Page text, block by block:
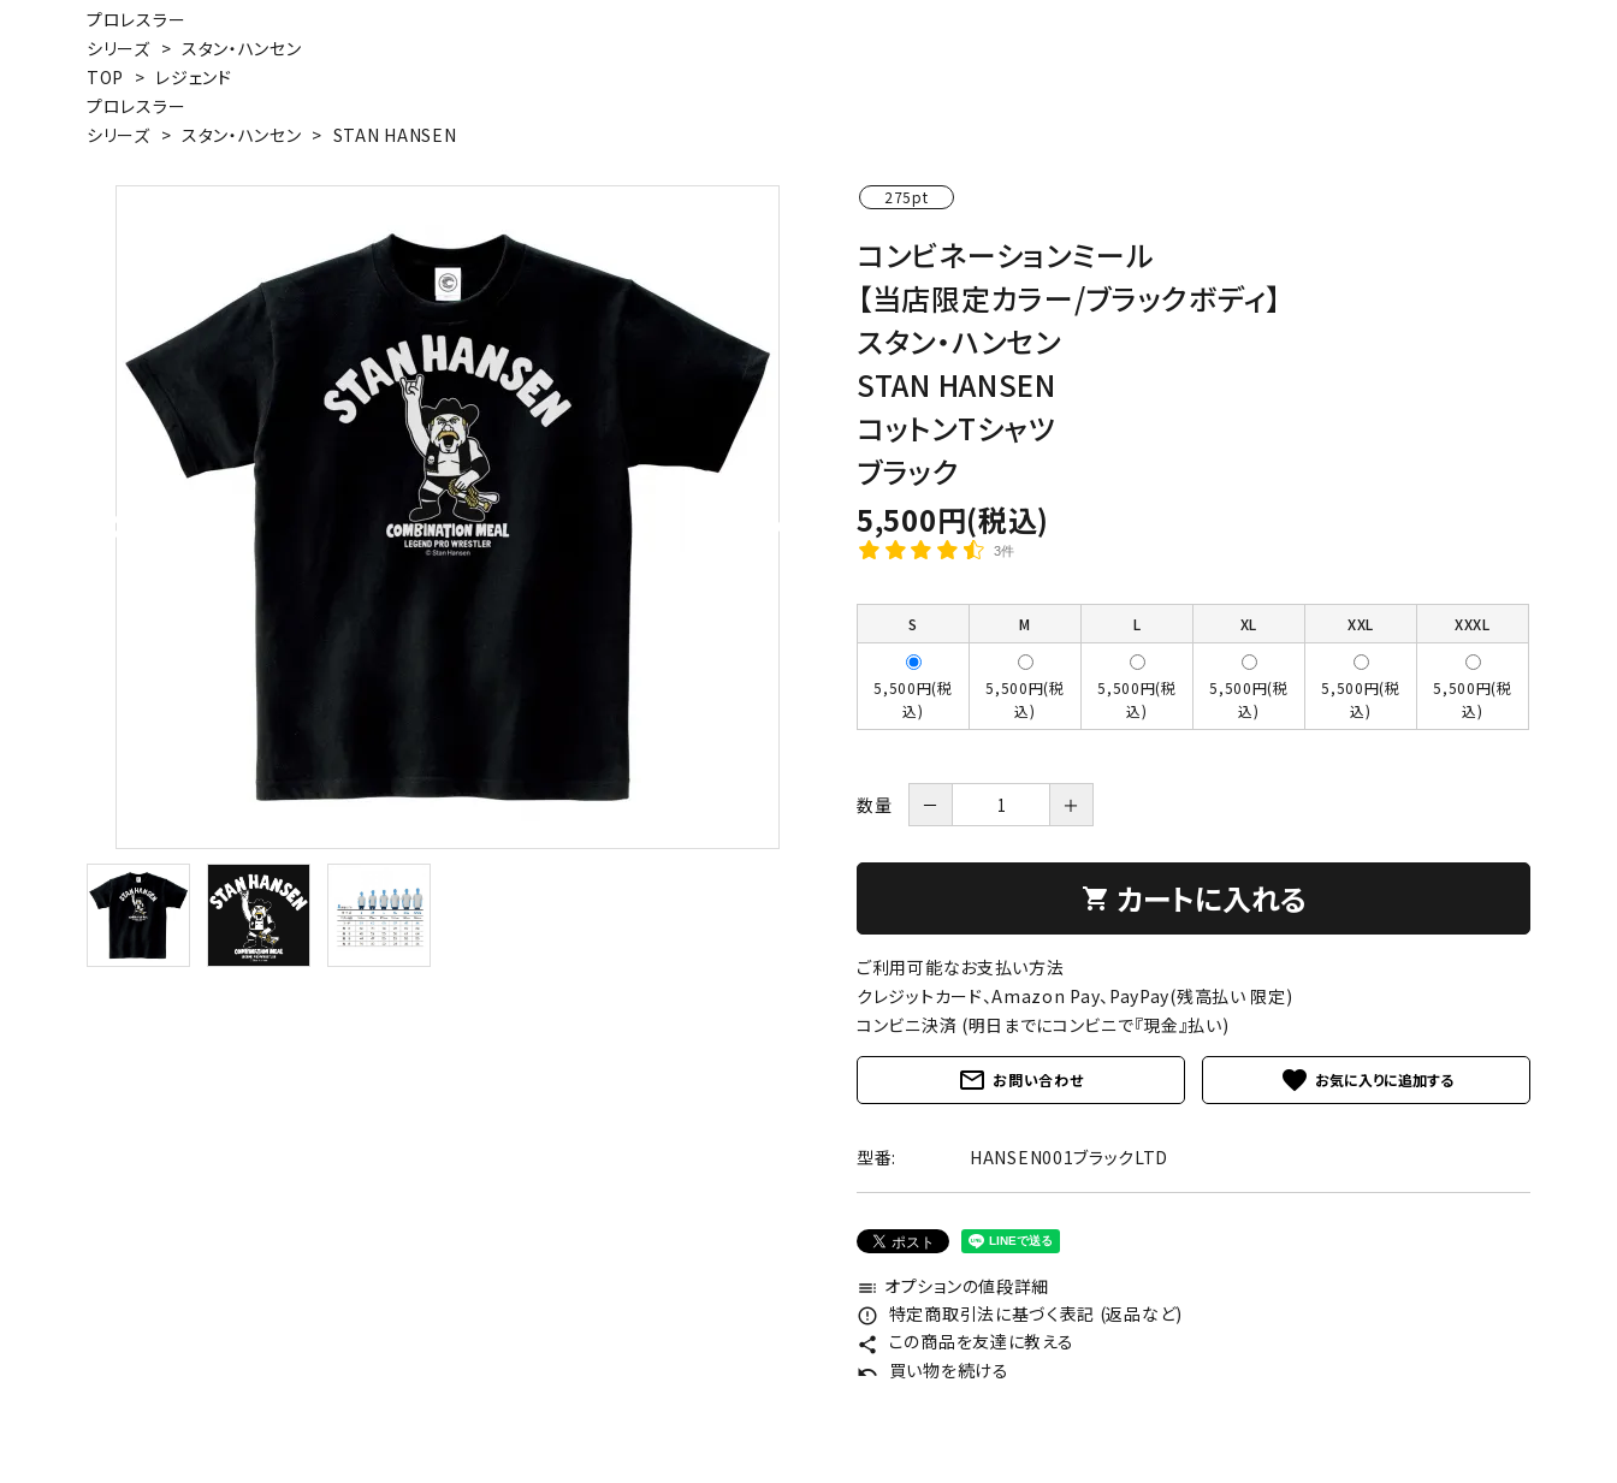
キャンベル料理長
プロレスラー
シリーズ > スタン・ハンセン
TOP > レジェンド
プロレスラー
シリーズ > スタン・ハンセン > STAN HANSEN
275pt
コンビネーションミール
【当店限定カラー/ブラックボディ】
スタン・ハンセン
STAN HANSEN
コットンTシャツ
ブラック
5,500円(税込)
3件
S M L XL XXL XXXL
5,500円(税
込)
5,500円(税
込)
5,500円(税
込)
5,500円(税
込)
5,500円(税
込)
5,500円(税
込)
数量 － ＋
shopping_cart カートに入れる
ご利用可能なお支払い方法
クレジットカード、Amazon Pay、PayPay(残高払い 限定)
コンビニ決済 (明日までにコンビニで『現金』払い)
mail_outline お問い合わせ favorite
型番: HANSEN001ブラックLTD
toc オプションの値段詳細
error_outline 特定商取引法に基づく表記 (返品など)
share この商品を友達に教える
undo 買い物を続ける